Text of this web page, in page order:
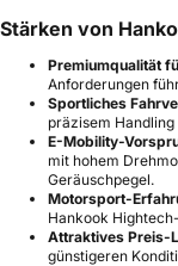
Stärken von
Premiumqualität
Anforderungen
Sportliches
präzisem
E-Mobility-
mit hohem
Geräuschpegel.
Motorsport-
Hankook
Attraktives Preis-
günstigeren